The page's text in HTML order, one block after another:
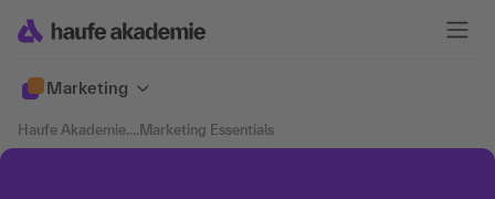
Marketing
Haufe Akademie....Marketing Essentials